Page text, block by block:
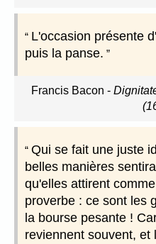
L'occasion présente
puis la panse.
Francis Bacon -
Qui se fait une juste
belles manières
qu'elles attirent
proverbe : ce sont les
la bourse pesante !
reviennent souvent, et